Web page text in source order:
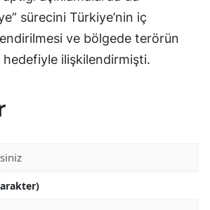
sürecini Türkiye’nin iç
ve bölgede terörün
ilişkilendirmişti.